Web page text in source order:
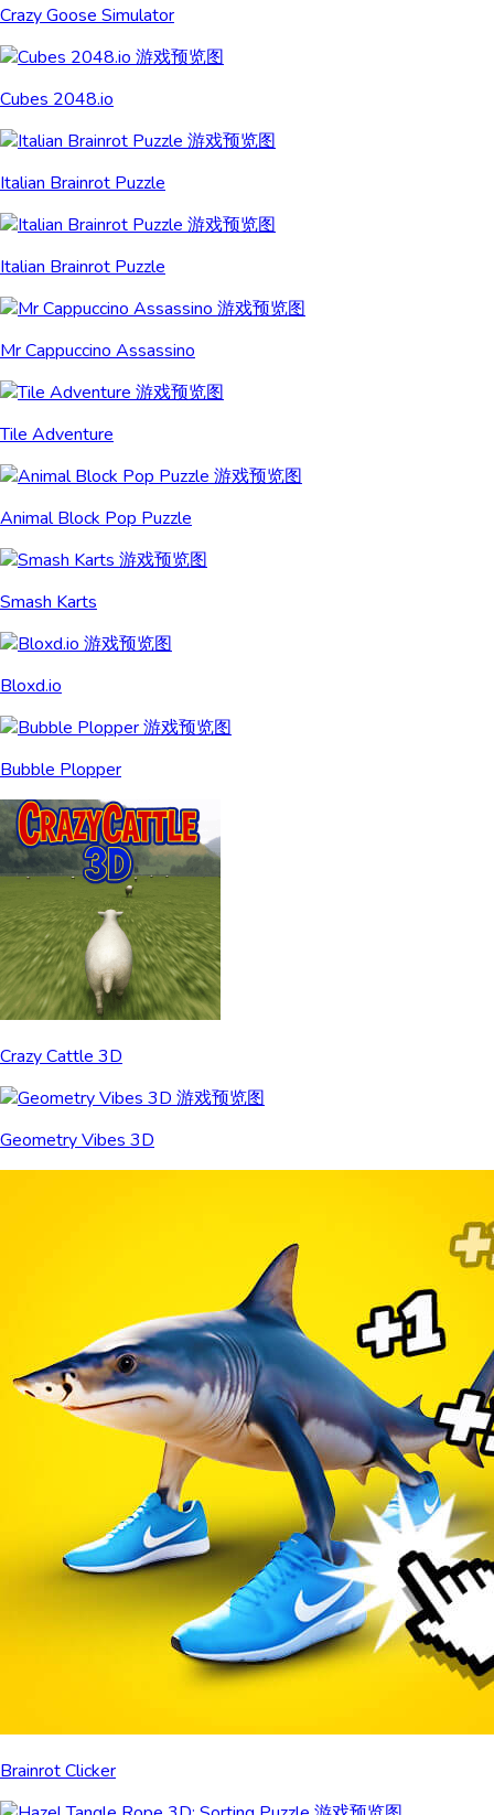
Crazy Goose Simulator
Cubes 2048.io
Italian Brainrot Puzzle
Italian Brainrot Puzzle
Mr Cappuccino Assassino
Tile Adventure
Animal Block Pop Puzzle
Smash Karts
Bloxd.io
Bubble Plopper
Crazy Cattle 3D
Geometry Vibes 3D
Brainrot Clicker